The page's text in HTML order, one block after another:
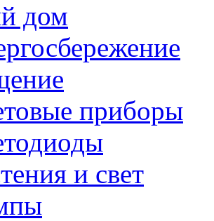
дом
приборы
и свет